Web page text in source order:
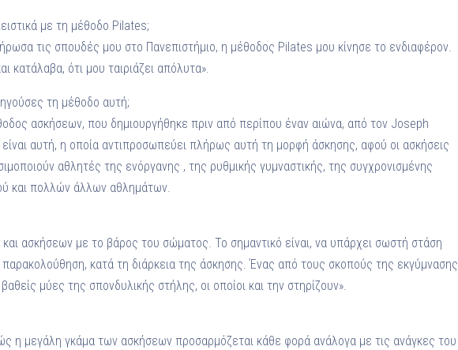
με τη μέθοδο Pilates;
τις σπουδές μου στο Πανεπιστήμιο, η μέθοδος Pilates μου κίνησε το ενδιαφέρον.
κατάλαβα, ότι μου ταιριάζει απόλυτα».
τη μέθοδο αυτή;
ασκήσεων, που δημιουργήθηκε πριν από περίπου έναν αιώνα, από τον Joseph
αυτή, η οποία αντιπροσωπεύει πλήρως αυτή τη μορφή άσκησης, αφού οι ασκήσεις
αθλητές της ενόργανης , της ρυθμικής γυμναστικής, της συγχρονισμένης
και πολλών άλλων αθλημάτων.
και ασκήσεων με το βάρος του σώματος. Το σημαντικό είναι, να υπάρχει σωστή στάση
κατά τη διάρκεια της άσκησης. Ένας από τους σκοπούς της εκγύμνασης
μύες της σπονδυλικής στήλης, οι οποίοι και την στηρίζουν».
η μεγάλη γκάμα των ασκήσεων προσαρμόζεται κάθε φορά ανάλογα με τις ανάγκες του